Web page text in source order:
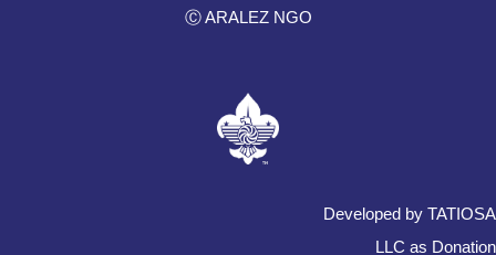
Ⓒ ARALEZ NGO
Developed by TATIOSA
LLC as Donation